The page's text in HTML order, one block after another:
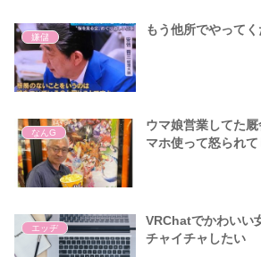
嫌儲
もう他所でやって
なんG
ウマ娘営業してた
マホ使って怒られて
エッヂ
VRChatでかわいい
チャイチャしたい